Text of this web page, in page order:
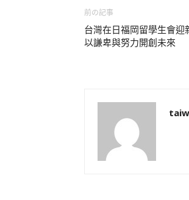
前の記事
台灣在日福岡留學生會
以謙卑與努力開創未來